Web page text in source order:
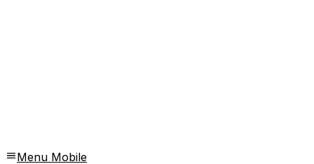
Menu Mobile